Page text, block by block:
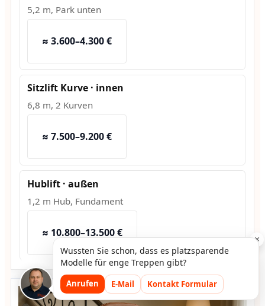
5,2 m, Park unten
≈ 3.600–4.300 €
Sitzlift Kurve · innen
6,8 m, 2 Kurven
≈ 7.500–9.200 €
Hublift · außen
1,2 m Hub, Fundament
≈ 10.800–13.500 €
×
Wussten Sie schon, dass es platzsparende
Modelle für enge Treppen gibt?
Anrufen E-Mail Kontakt Formular